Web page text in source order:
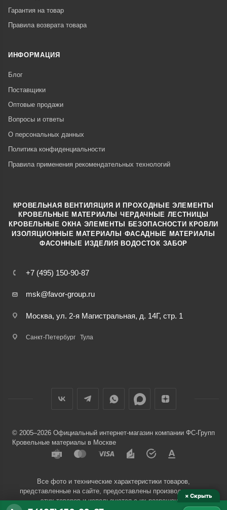
Гарантия на товар
Правила возврата товара
ИНФОРМАЦИЯ
Блог
Поставщики
Оптовые продажи
Вопросы и ответы
О персональных данных
Политика конфиденциальности
Правила применения рекомендательных технологий
+7 (495) 150-90-87
msk@favor-group.ru
Москва, ул. 2-я Магистральная, д. 14Г, стр. 1
Санкт-Петербург Тула
КРОВЕЛЬНАЯ ВЕНТИЛЯЦИЯ И ПРОХОДНЫЕ ЭЛЕМЕНТЫ
КРОВЕЛЬНЫЕ МАТЕРИАЛЫ ·ЧЕРДАЧНЫЕ ЛЕСТНИЦЫ
КРОВЕЛЬНЫЕ ОКНА ·ЭЛЕМЕНТЫ БЕЗОПАСНОСТИ КРОВЛИ
ИЗОЛЯЦИОННЫЕ МАТЕРИАЛЫ ·ФАСАДНЫЕ МАТЕРИАЛЫ
ФАСОННЫЕ ИЗДЕЛИЯ·ВОДОСТОК ·ЗАБОР
© 2005–2026 Официальный интернет-магазин компании ФС-Групп
Кровельные материалы в Москве
Все фото и технические характеристики товаров,
представленные на сайте, предоставлены производителями
этих товаров и используются с их разрешения.
× Скрыть